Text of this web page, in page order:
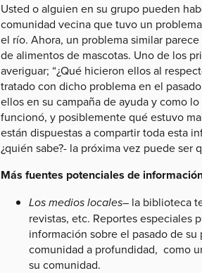
Usted o alguien en su grupo pueden
comunidad vecina que tuvo un
el río. Ahora, un problema similar
de alimentos de mascotas. Uno de los
averiguar; “¿Qué hicieron ellos al
tratado con dicho problema en el
ellos en su campaña de ayuda y como
funcionó, y posiblemente qué estuvo
están dispuestas a compartir toda esta
¿quién sabe?- la próxima vez puede
Más fuentes potenciales de
Los medios locales– la biblioteca
revistas, etc. Reportes especiales
información sobre el pasado de
comunidad a profundidad, como
su comunidad.